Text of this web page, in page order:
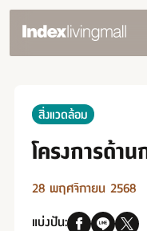
ภาพรวมความยั่งยืน
สิ่งแวดล้อม
สังคม
การกำกับดูแลกิจการ
รายงานและการเปิดเ
การดำเนินการด้านค
สิ่งแวดล้อม
โครงการด้า
28 พฤศจิกายน 2568
แบ่งปัน: